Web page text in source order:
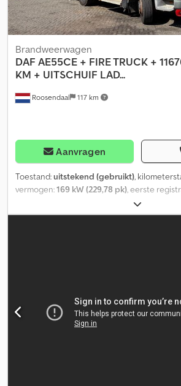
Roosendaal 117 km
Brandweerwagen
DAF AE55CE + FIRE TRUCK +
KM + UITSCHUIF LAD...
Aanvragen
Toestand:uitstekend (gebruikt),
vermogen:169 kW (229,78 pk), eerste
, asconfiguratie:
brandstof:diesel, kleur:rood, soort
,
, = Aanvullende
= - PTO - Verstralers - Zijdeur -
cilinders: 6 Vooras: Meesturend Achteras:
Gewichten Ledig gewicht: 9.200 kg
GVW: 15.000 kg Max. trekgewicht: 28.000 kg